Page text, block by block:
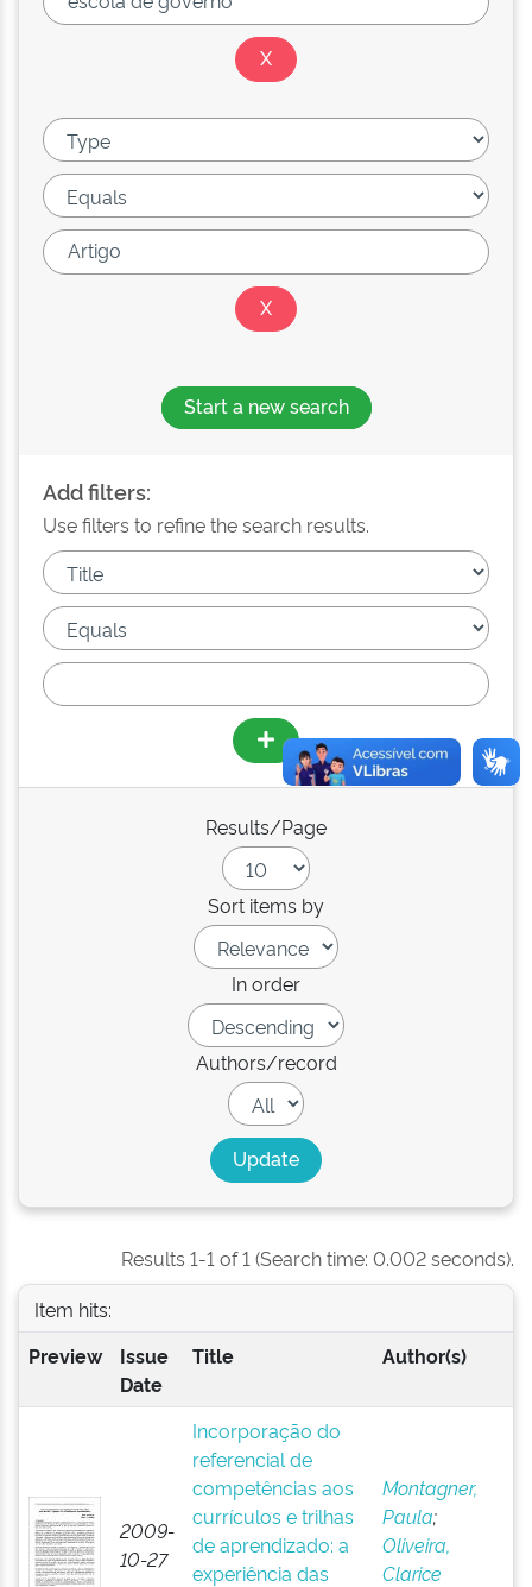
Start a new search
Add filters:
Use filters to refine the search results.
Results/Page
Sort items by
In order
Authors/record
Results 1-1 of 1 (Search time: 0.002 seconds).
Item hits:
Preview
Issue
Date
Title Author(s)
2009-
10-27
Incorporação do
referencial de
competências aos
currículos e trilhas
de aprendizado: a
experiência das
Montagner,
Paula;
Oliveira,
Clarice